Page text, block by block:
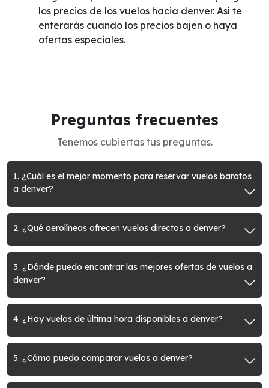
los precios de los vuelos hacia denver. Así te
enterarás cuando los precios bajen o haya
ofertas especiales.
Preguntas frecuentes
Tenemos cubiertas tus preguntas.
1. ¿Cuál es el mejor momento para reservar vuelos baratos
a denver?
2. ¿Qué aerolíneas ofrecen vuelos directos a denver?
3. ¿Dónde puedo encontrar las mejores ofertas de vuelos a
denver?
4. ¿Hay vuelos de última hora disponibles a denver?
5. ¿Cómo puedo comparar vuelos a denver?